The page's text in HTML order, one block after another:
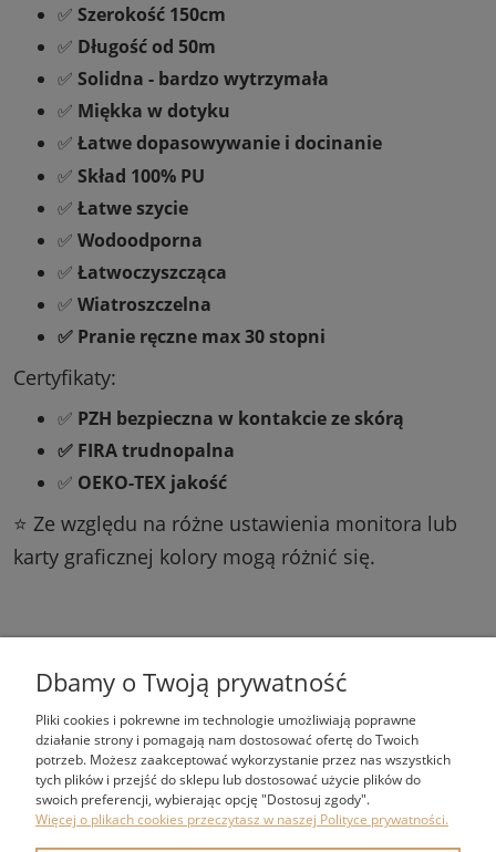
✅ Szerokość 150cm
✅ Długość od 50m
✅ Solidna - bardzo wytrzymała
✅ Miękka w dotyku
✅ Łatwe dopasowywanie i docinanie
✅ Skład 100% PU
✅ Łatwe szycie
✅ Wodoodporna
✅ Łatwoczyszcząca
✅ Wiatroszczelna
✅ Pranie ręczne max 30 stopni
Certyfikaty:
✅ PZH bezpieczna w kontakcie ze skórą
✅ FIRA trudnopalna
✅ OEKO-TEX jakość
⭐ Ze względu na różne ustawienia monitora lub
karty graficznej kolory mogą różnić się.
ZAKUPY
Dbamy o Twoją prywatność
Pliki cookies i pokrewne im technologie umożliwiają poprawne
działanie strony i pomagają nam dostosować ofertę do Twoich
potrzeb. Możesz zaakceptować wykorzystanie przez nas wszystkich
tych plików i przejść do sklepu lub dostosować użycie plików do
swoich preferencji, wybierając opcję "Dostosuj zgody".
Więcej o plikach cookies przeczytasz w naszej Polityce prywatności.